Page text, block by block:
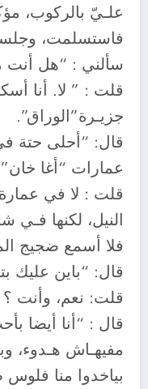
علـيّ بالركوب،
فاستسلمت،
سألني : “هل أنت
قلت : ” لا. أنا
جزيـرة”الوراق”.
قال: “أحلى حتة
عمارات “أغا
قلت : لا في
النيل، لكنها
فلا أسمع ضجيج
قال: “باين عليك
قلت: نعم، وأنت ؟
قال : “أنا أيضا
مفيهـاش هـدوء،
بياخدوا منا